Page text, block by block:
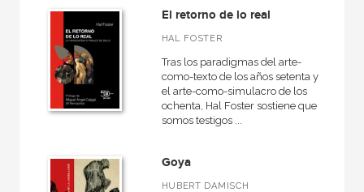
El retorno de lo real
HAL FOSTER
Tras los paradigmas del arte-
como-texto de los años setenta y
el arte-como-simulacro de los
ochenta, Hal Foster sostiene que
somos testigos ...
Goya
HUBERT DAMISCH